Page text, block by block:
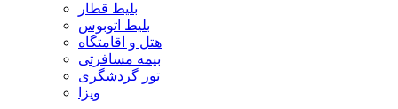
بلیط قطار
بلیط اتوبوس
هتل و اقامتگاه
بیمه مسافرتی
تور گردشگری
ویزا